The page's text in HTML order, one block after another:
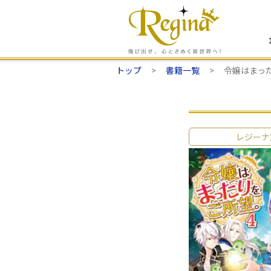
トップ 書籍一覧 令嬢はまっ
レジー